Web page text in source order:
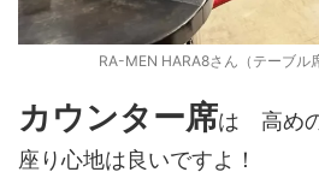
RA-MEN HARA8さん（テーブル
カウンター席は 高めの
座り心地は良いですよ！